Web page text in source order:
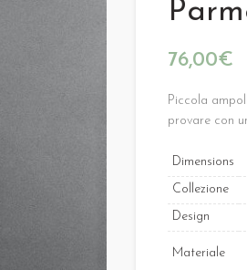
€
Piccola
provare con
Dimensions
Collezione
Design
Materiale